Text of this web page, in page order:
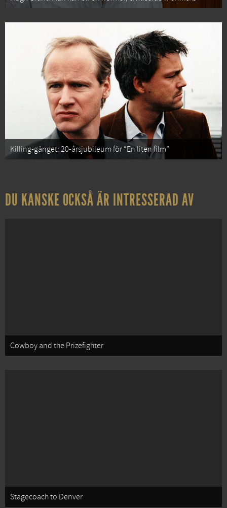
Killing-gänget: 20-årsjubileum för “En liten film”
DU KANSKE OCKSÅ ÄR INTRESSERAD AV
Cowboy and the Prizefighter
Stagecoach to Denver